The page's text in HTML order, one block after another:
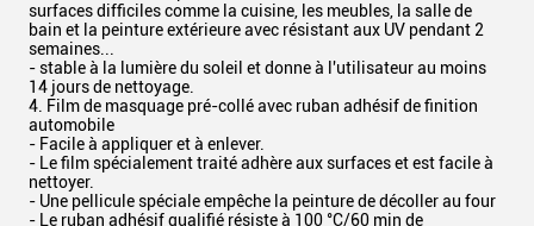
surfaces difficiles comme la cuisine, les meubles, la salle de
bain et la peinture extérieure avec résistant aux UV pendant 2
semaines...
- stable à la lumière du soleil et donne à l'utilisateur au moins
14 jours de nettoyage.
4. Film de masquage pré-collé avec ruban adhésif de finition
automobile
- Facile à appliquer et à enlever.
- Le film spécialement traité adhère aux surfaces et est facile à
nettoyer.
- Une pellicule spéciale empêche la peinture de décoller au four
- Le ruban adhésif qualifié résiste à 100 °C/60 min de